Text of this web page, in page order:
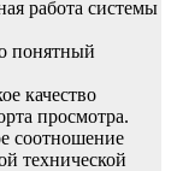
работа системы
понятный
качество
просмотра.
соотношение
технической